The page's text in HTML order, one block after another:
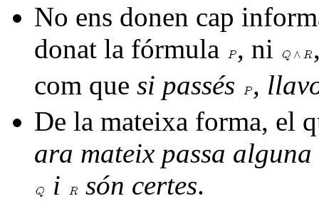
No ens donen cap
donat la fórmula
, ni
com que si passés
,
De la mateixa forma, el
ara mateix passa alguna
i
són certes.